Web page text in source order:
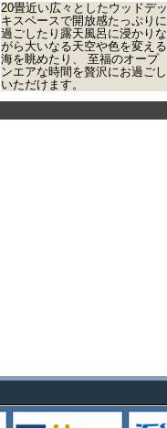
20畳近い広々としたウッドデッ
キスペースで開放感たっぷりに
過ごしたり露天風呂に浸かりな
がら大いなる天空や色を変える
海を眺めたり、 至福のオープ
ンエアな時間を贅沢にお過ごし
いただけます。